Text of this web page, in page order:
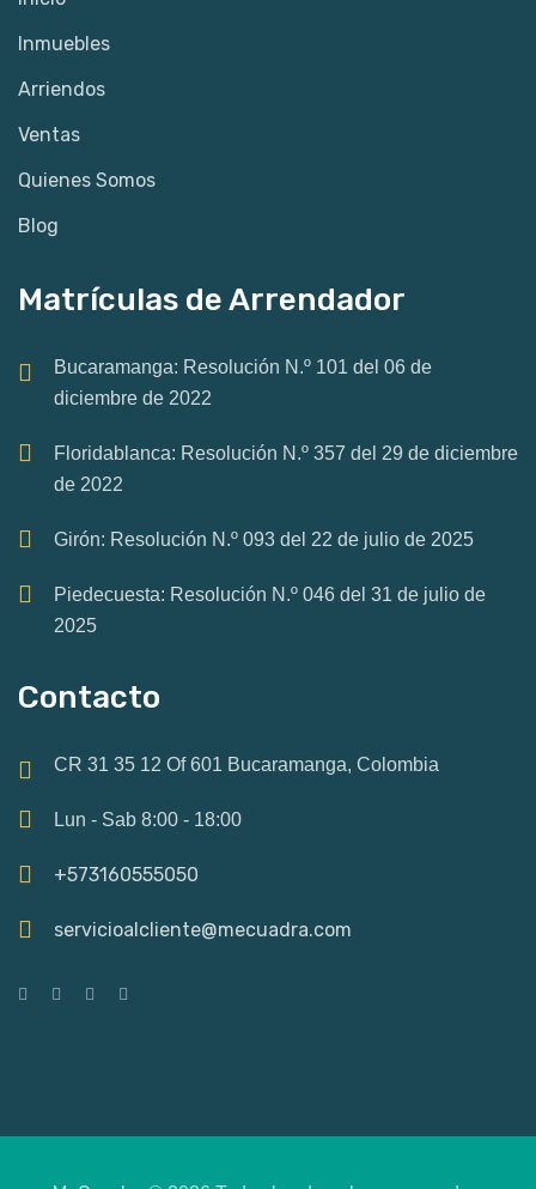
Inmuebles
Arriendos
Ventas
Quienes Somos
Blog
Matrículas de Arrendador
Bucaramanga: Resolución N.º 101 del 06 de
diciembre de 2022
Floridablanca: Resolución N.º 357 del 29 de diciembre
de 2022
Girón: Resolución N.º 093 del 22 de julio de 2025
Piedecuesta: Resolución N.º 046 del 31 de julio de
2025
Contacto
CR 31 35 12 Of 601 Bucaramanga, Colombia
Lun - Sab 8:00 - 18:00
+573160555050
servicioalcliente@mecuadra.com